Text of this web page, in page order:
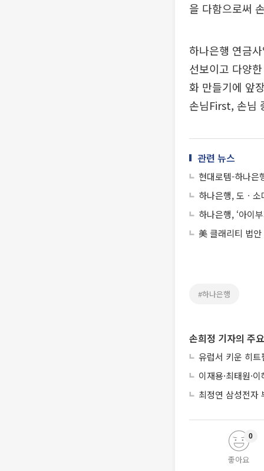
을 다함으로써
하나은행 연금
선보이고 다양
화 만들기에 앞
손님First, 손님
관련 뉴스
현대로템-하나은
하나은행, 도ㆍ
하나은행, ‘아이
美 클래리티 법
#하나은행
손희정 기자의 주
유럽서 키운 히트
이재용·최태원·
최정연 삼성전
좋아요
0